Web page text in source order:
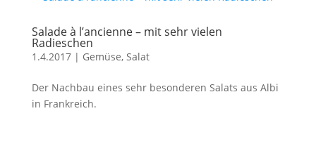
Salade à l’ancienne – mit sehr vielen
Radieschen
1.4.2017| Gemüse, Salat
Der Nachbau eines sehr besonderen Salats aus Albi
in Frankreich.